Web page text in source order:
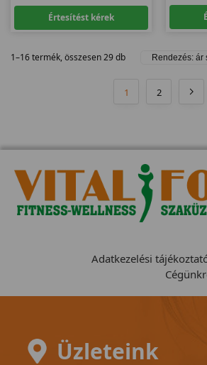
Értesítést kérek
1–16 termék, összesen 29 db
1 2
Adatkezelési
Üzleteink